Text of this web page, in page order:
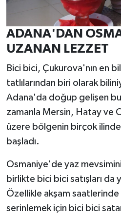
ADANA'DAN
UZANAN LEZZET
Bici bici, Çukurova'nın en
tatlılarından biri olarak
Adana'da doğup gelişen
zamanla Mersin, Hatay ve
üzere bölgenin birçok
başladı.
Osmaniye'de yaz
birlikte bici bici satışları da
Özellikle akşam
serinlemek için bici bici